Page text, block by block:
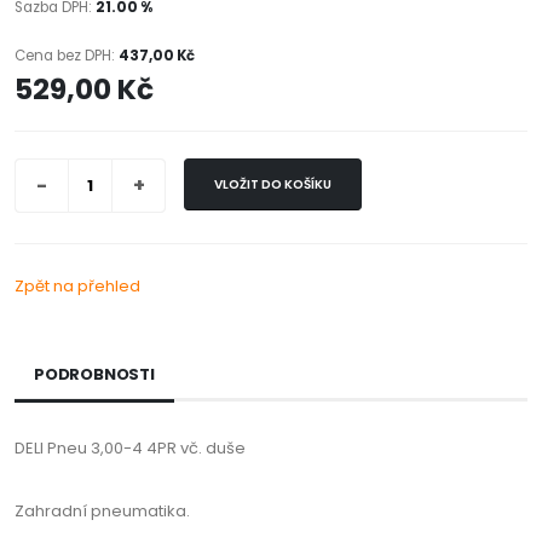
Sazba DPH: 21.00 %
Cena bez DPH: 437,00 Kč
529,00 Kč
VLOŽIT DO KOŠÍKU
Zpět na přehled
PODROBNOSTI
DELI Pneu 3,00-4 4PR vč. duše
Zahradní pneumatika.